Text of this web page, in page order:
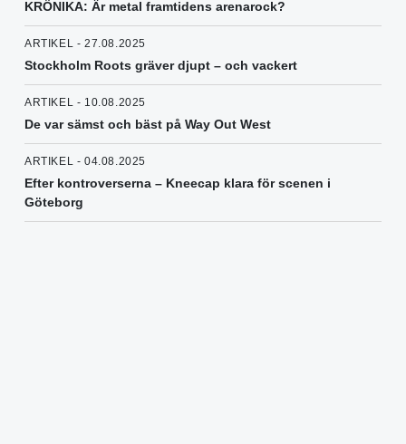
KRÖNIKA: Är metal framtidens arenarock?
ARTIKEL - 27.08.2025
Stockholm Roots gräver djupt – och vackert
ARTIKEL - 10.08.2025
De var sämst och bäst på Way Out West
ARTIKEL - 04.08.2025
Efter kontroverserna – Kneecap klara för scenen i
Göteborg